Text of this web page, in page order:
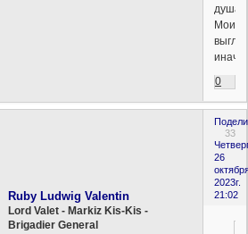
душа
0
33
26
2023г.
21:02
Ruby Ludwig Valentin
Lord Valet - Markiz Kis-Kis -
Brigadier General